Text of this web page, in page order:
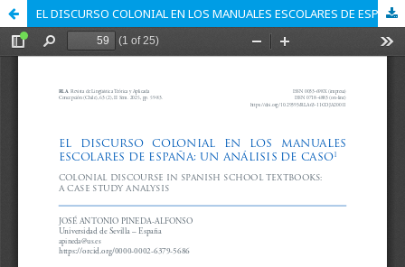
EL DISCURSO COLONIAL EN LOS MANUALES ESCOLARES DE ESPAÑA